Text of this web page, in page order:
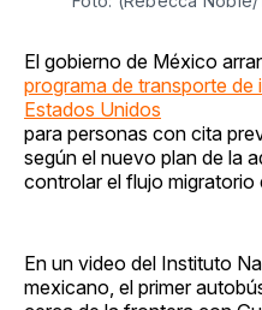
El gobierno de México
programa de transporte
Estados Unidos
para personas con cita
según el nuevo plan de la
controlar el flujo migratorio
En un video del Instituto
mexicano, el primer